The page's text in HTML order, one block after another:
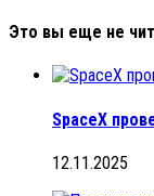
Это вы еще не
SpaceX
12.11.2025